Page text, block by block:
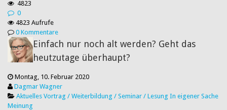
4823
0
4823 Aufrufe
0 Kommentare
Einfach nur noch alt werden? Geht das
heutzutage überhaupt?
Montag, 10. Februar 2020
Dagmar Wagner
Aktuelles Vortrag / Weiterbildung / Seminar / Lesung In eigener Sache
Meinung